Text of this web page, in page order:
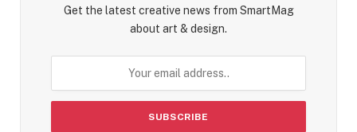
Get the latest creative news from SmartMag
about art & design.